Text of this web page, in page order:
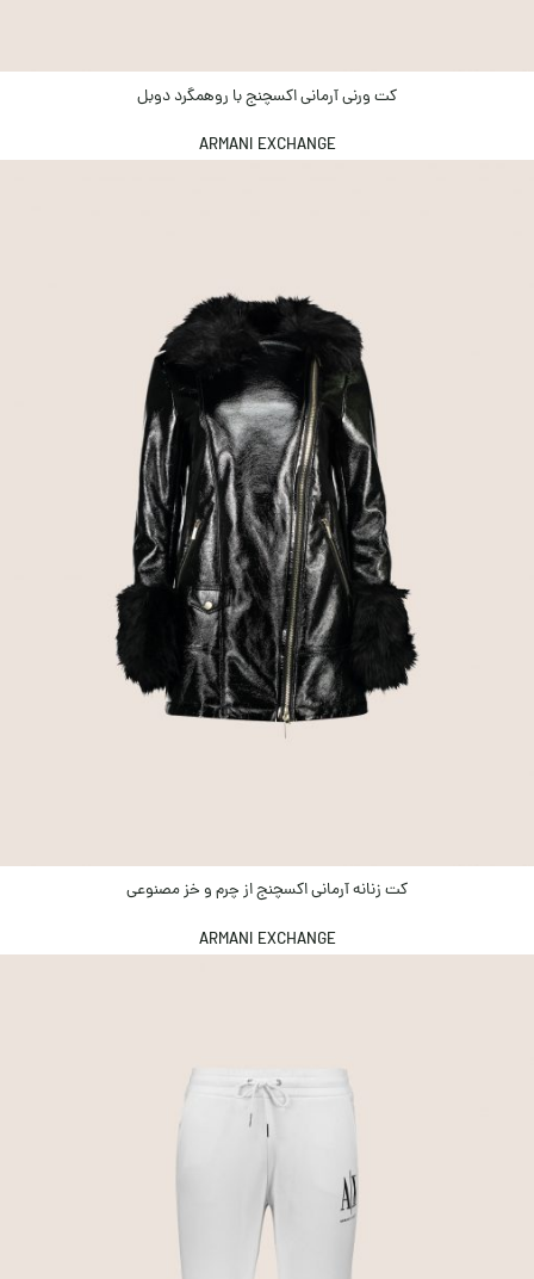
کت ورنی آرمانی اکسچنج با روهمگرد دوبل
ARMANI EXCHANGE
کت زنانه آرمانی اکسچنج از چرم و خز مصنوعی
ARMANI EXCHANGE